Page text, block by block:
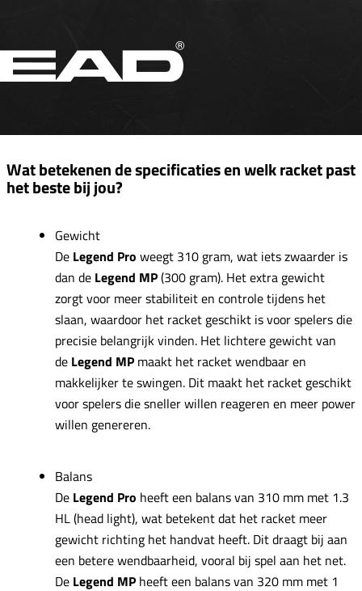
Wat betekenen de specificaties en welk racket past
het beste bij jou?
Gewicht
De Legend Pro weegt 310 gram, wat iets zwaarder is
dan de Legend MP(300 gram). Het extra gewicht
zorgt voor meer stabiliteit en controle tijdens het
slaan, waardoor het racket geschikt is voor spelers die
precisie belangrijk vinden. Het lichtere gewicht van
de Legend MP maakt het racket wendbaar en
makkelijker te swingen. Dit maakt het racket geschikt
voor spelers die sneller willen reageren en meer power
willen genereren.
Balans
De Legend Pro heeft een balans van 310 mm met 1.3
HL (head light), wat betekent dat het racket meer
gewicht richting het handvat heeft. Dit draagt bij aan
een betere wendbaarheid, vooral bij spel aan het net.
De Legend MP heeft een balans van 320 mm met 1